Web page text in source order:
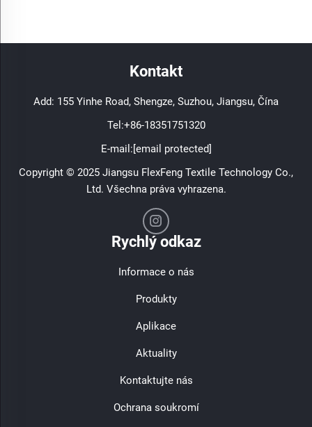
Kontakt
Add: 155 Yinhe Road, Shengze, Suzhou, Jiangsu, Čína
Tel:+86-18351751320
E-mail:[email protected]
Copyright © 2025 Jiangsu FlexFeng Textile Technology Co.,
Ltd. Všechna práva vyhrazena.
Rychlý odkaz
Informace o nás
Produkty
Aplikace
Aktuality
Kontaktujte nás
Ochrana soukromí